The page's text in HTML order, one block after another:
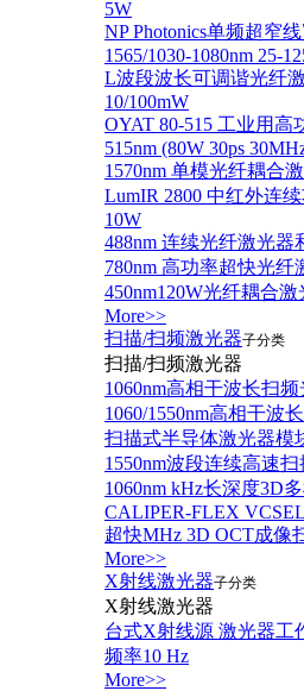
5W
NP Photonics单频超窄
1565/1030-1080nm 25-
L波段波长可调谐光纤
10/100mW
OYAT 80-515 工业用
515nm (80W 30ps
1570nm 单模光纤耦合
LumIR 2800 中红外连
10W
488nm 连续光纤激光器
780nm 高功率超快光纤
450nm120W光纤耦合激
More>>
扫描/扫频激光器子分类
扫描/扫频激光器
1060nm高相干波长扫
1060/1550nm高相干波
扫描式半导体激光器模
1550nm波段连续高速
1060nm kHz长深度3D
CALIPER-FLEX
超快MHz 3D OCT成像
More>>
X射线激光器子分类
X射线激光器
台式X射线源 激光器工
频率10 Hz
More>>